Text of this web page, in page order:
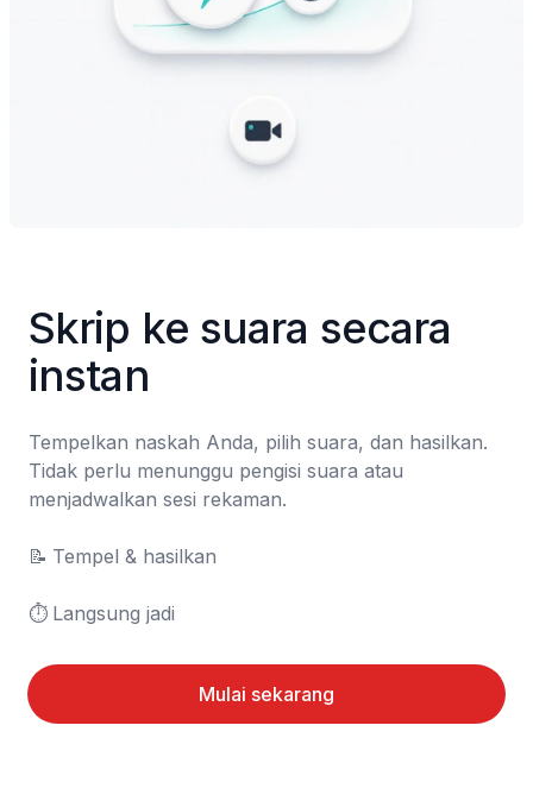
Skrip ke suara secara
instan
Tempelkan naskah Anda, pilih suara, dan hasilkan.
Tidak perlu menunggu pengisi suara atau
menjadwalkan sesi rekaman.
📝	Tempel & hasilkan
⏱️	Langsung jadi
Mulai sekarang